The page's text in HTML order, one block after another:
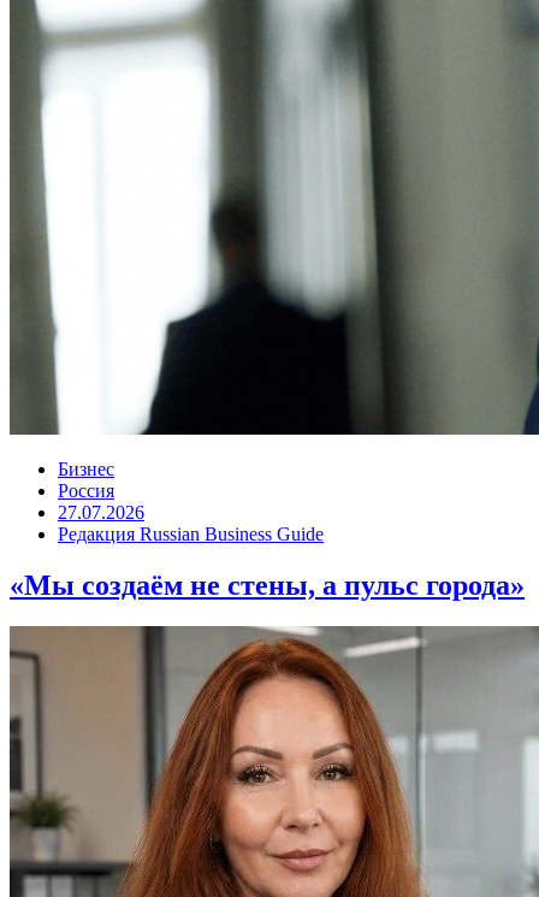
Бизнес
Россия
27.07.2026
Редакция Russian Business Guide
«Мы создаём не стены, а пульс города»